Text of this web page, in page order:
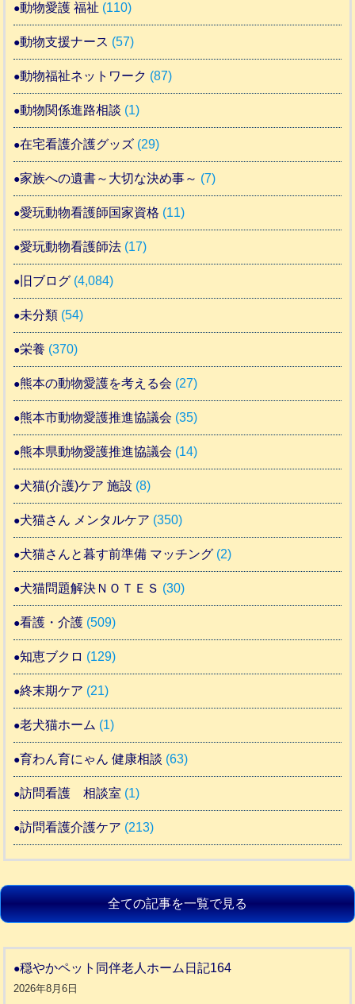
動物愛護 福祉 (110)
動物支援ナース (57)
動物福祉ネットワーク (87)
動物関係進路相談 (1)
在宅看護介護グッズ (29)
家族への遺書～大切な決め事～ (7)
愛玩動物看護師国家資格 (11)
愛玩動物看護師法 (17)
旧ブログ (4,084)
未分類 (54)
栄養 (370)
熊本の動物愛護を考える会 (27)
熊本市動物愛護推進協議会 (35)
熊本県動物愛護推進協議会 (14)
犬猫(介護)ケア 施設 (8)
犬猫さん メンタルケア (350)
犬猫さんと暮す前準備 マッチング (2)
犬猫問題解決ＮＯＴＥＳ (30)
看護・介護 (509)
知恵ブクロ (129)
終末期ケア (21)
老犬猫ホーム (1)
育わん育にゃん 健康相談 (63)
訪問看護 相談室 (1)
訪問看護介護ケア (213)
全ての記事を一覧で見る
穏やかペット同伴老人ホーム日記164
2026年8月6日